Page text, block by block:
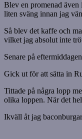
Blev en promenad även
liten sväng innan jag
Så blev det kaffe och
vilket jag absolut inte
Senare på
Gick ut för att sätta in
Tittade på några lopp
olika loppen. När det
Ikväll åt jag